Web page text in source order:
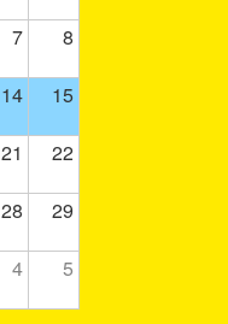
7 8
14 15
21 22
28 29
4 5